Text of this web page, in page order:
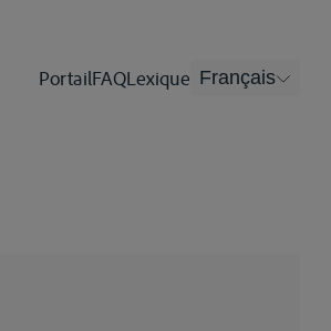
PortailFAQLexique Français